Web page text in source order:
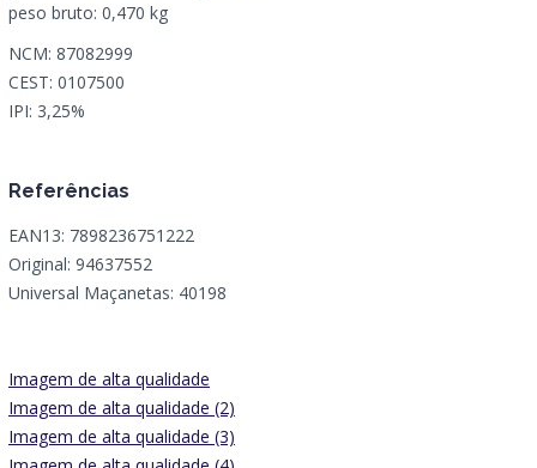
peso bruto: 0,470 kg
NCM: 87082999
CEST: 0107500
IPI: 3,25%
Referências
EAN13: 7898236751222
Original: 94637552
Universal Maçanetas: 40198
Imagem de alta qualidade
Imagem de alta qualidade (2)
Imagem de alta qualidade (3)